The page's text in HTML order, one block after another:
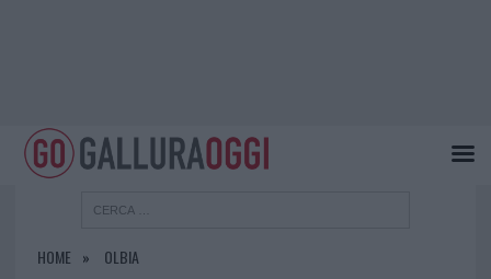
HOME OLBIA